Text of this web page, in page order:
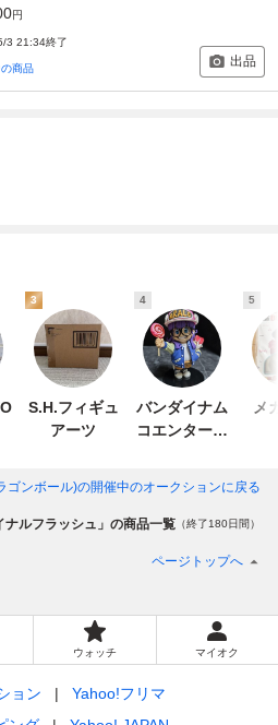
円
3 21:34終了
商品 出品
3
S.H.フィギュ
アーツ
4
バンダイナム
コエンターテ
5
メ
ゴンボール)の開催中のオークションに戻る
ナルフラッシュ」の商品一覧 （終了180日間）
ページトップへ
ウォッチ マイオク
ョン
Yahoo!フリマ